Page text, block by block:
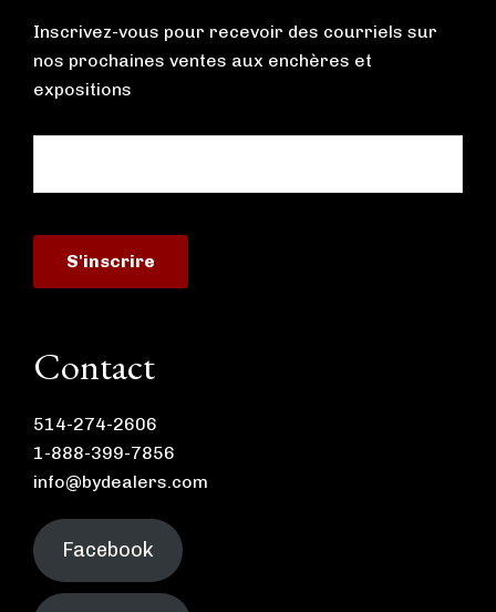
Inscrivez-vous pour recevoir des courriels sur
nos prochaines ventes aux enchères et
expositions
Contact
514-274-2606
1-888-399-7856
info@bydealers.com
Facebook